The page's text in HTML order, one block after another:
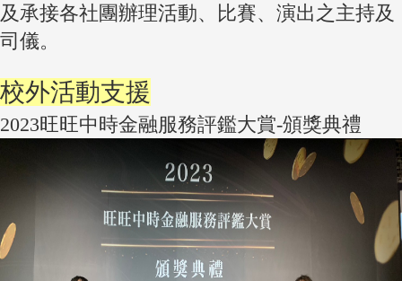
及承接各社團辦理活動、比賽、演出之主持及
司儀。
校外活動支援
2023旺旺中時金融服務評鑑大賞-頒獎典禮